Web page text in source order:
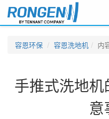
容恩环保 容恩洗地机 内
手推式洗地
意